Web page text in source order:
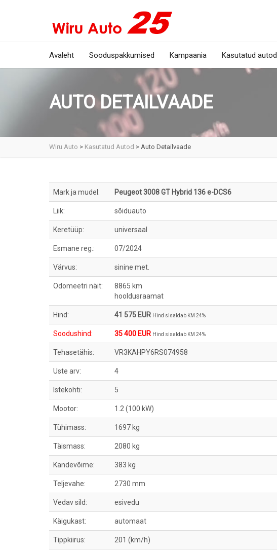
Avaleht Sooduspakkumised Kampaania Kasutatud autod
AUTO DETAILVAADE
Wiru Auto > Kasutatud Autod > Auto Detailvaade
Mark ja mudel: Peugeot 3008 GT Hybrid 136 e-DCS6
Liik: sõiduauto
Keretüüp: universaal
Esmane reg.: 07/2024
Värvus: sinine met.
Odomeetri näit:
8865 km
hooldusraamat
Hind: 41 575 EUR Hind sisaldab KM 24%
Soodushind: 35 400 EUR Hind sisaldab KM 24%
Tehasetähis: VR3KAHPY6RS074958
Uste arv: 4
Istekohti: 5
Mootor: 1.2 (100 kW)
Tühimass: 1697 kg
Täismass: 2080 kg
Kandevõime: 383 kg
Teljevahe: 2730 mm
Vedav sild: esivedu
Käigukast: automaat
Tippkiirus: 201 (km/h)